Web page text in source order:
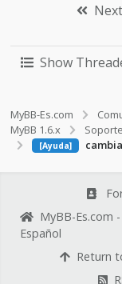
Show
MyBB-Es.com
MyBB 1.6.x
[Ayuda]
MyBB-Es.com
Español
Return